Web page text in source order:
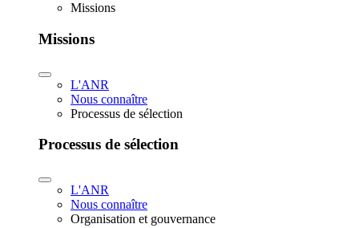
Missions
Missions
L'ANR
Nous connaître
Processus de sélection
Processus de sélection
L'ANR
Nous connaître
Organisation et gouvernance